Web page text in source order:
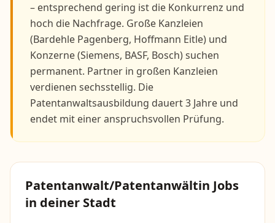
– entsprechend gering ist die Konkurrenz und
hoch die Nachfrage. Große Kanzleien
(Bardehle Pagenberg, Hoffmann Eitle) und
Konzerne (Siemens, BASF, Bosch) suchen
permanent. Partner in großen Kanzleien
verdienen sechsstellig. Die
Patentanwaltsausbildung dauert 3 Jahre und
endet mit einer anspruchsvollen Prüfung.
Patentanwalt/Patentanwältin Jobs
in deiner Stadt